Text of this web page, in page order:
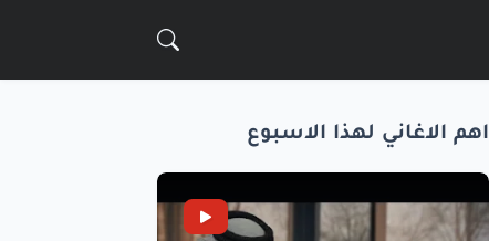
اهم الاغاني لهذا الاسبوع